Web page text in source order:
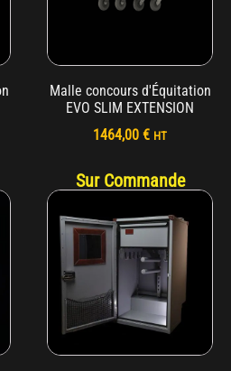
Malle concours d'Équitation
EVO SLIM EXTENSION
1464,00 € HT
Sur Commande